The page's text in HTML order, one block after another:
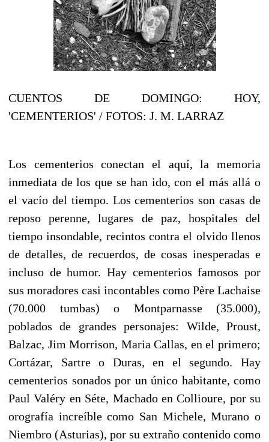
CUENTOS DE DOMINGO: HOY,
'CEMENTERIOS' / FOTOS: J. M. LARRAZ
Los cementerios conectan el aquí, la memoria
inmediata de los que se han ido, con el más allá o
el vacío del tiempo. Los cementerios son casas de
reposo perenne, lugares de paz, hospitales del
tiempo insondable, recintos contra el olvido llenos
de detalles, de recuerdos, de cosas inesperadas e
incluso de humor. Hay cementerios famosos por
sus moradores casi incontables como Père Lachaise
(70.000 tumbas) o Montparnasse (35.000),
poblados de grandes personajes: Wilde, Proust,
Balzac, Jim Morrison, Maria Callas, en el primero;
Cortázar, Sartre o Duras, en el segundo. Hay
cementerios sonados por un único habitante, como
Paul Valéry en Séte, Machado en Collioure, por su
orografía increíble como San Michele, Murano o
Niembro (Asturias), por su extraño contenido como